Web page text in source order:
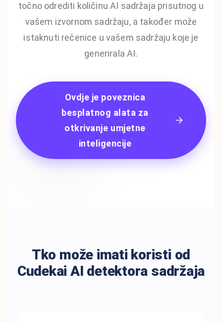
točno odrediti količinu AI sadržaja prisutnog u
vašem izvornom sadržaju, a također može
istaknuti rečenice u vašem sadržaju koje je
generirala AI.
Ovdje je poveznica
besplatnog alata za
otkrivanje umjetne
inteligencije
Tko može imati koristi od
Cudekai AI detektora sadržaja